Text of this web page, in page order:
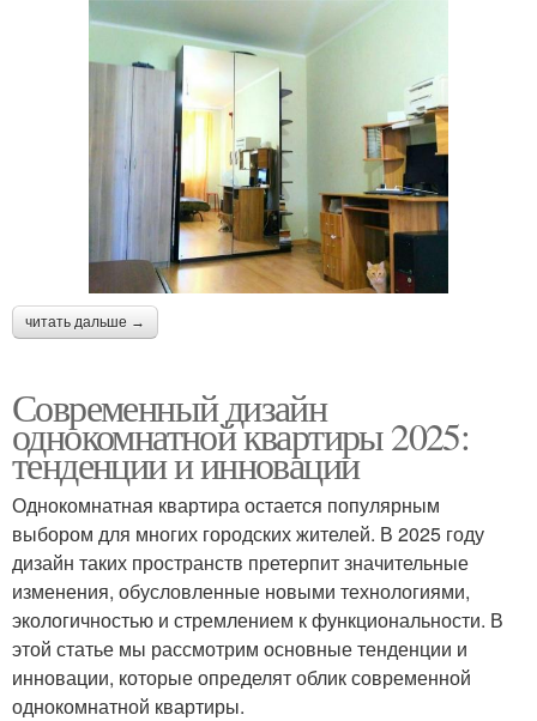
читать дальше →
Современный дизайн
однокомнатной квартиры 2025:
тенденции и инновации
Однокомнатная квартира остается популярным
выбором для многих городских жителей. В 2025 году
дизайн таких пространств претерпит значительные
изменения, обусловленные новыми технологиями,
экологичностью и стремлением к функциональности. В
этой статье мы рассмотрим основные тенденции и
инновации, которые определят облик современной
однокомнатной квартиры.